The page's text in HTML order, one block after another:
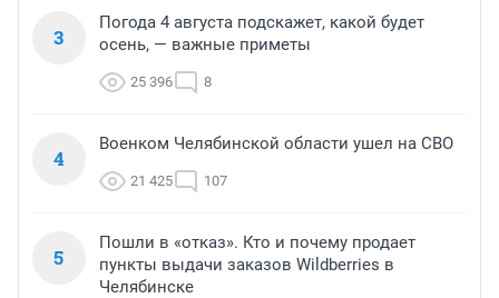
3
Погода 4 августа подскажет, какой будет
осень, — важные приметы
25 396 8
4
Военком Челябинской области ушел на СВО
21 425 107
5
Пошли в «отказ». Кто и почему продает
пункты выдачи заказов Wildberries в
Челябинске